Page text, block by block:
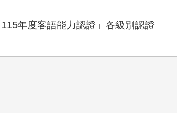
年度客語能力認證」各級別認證